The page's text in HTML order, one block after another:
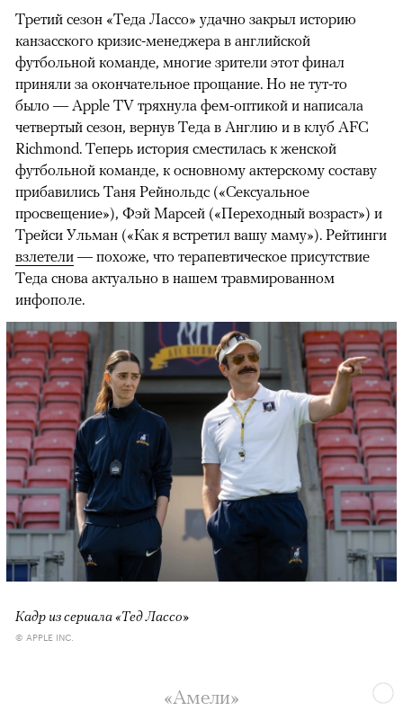
00:00 / 00:00
Третий сезон «Теда Лассо» удачно закрыл историю
канзасского кризис-менеджера в английской
футбольной команде, многие зрители этот финал
приняли за окончательное прощание. Но не тут-то
было — Apple TV тряхнула фем-оптикой и написала
четвертый сезон, вернув Теда в Англию и в клуб AFC
Richmond. Теперь история сместилась к женской
футбольной команде, к основному актерскому составу
прибавились Таня Рейнольдс («Сексуальное
просвещение»), Фэй Марсей («Переходный возраст») и
Трейси Ульман («Как я встретил вашу маму»). Рейтинги
взлетели — похоже, что терапевтическое присутствие
Теда снова актуально в нашем травмированном
инфополе.
Кадр из сериала «Тед Лассо»
© APPLE INC.
«Амели»